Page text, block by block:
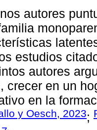
autores
estudios
autores
crecer en un
en la
y Oesch, 2023;